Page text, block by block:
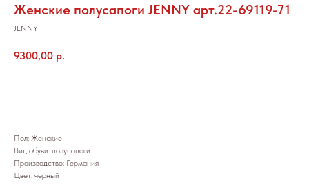
Женские полусапоги JENNY арт.22-69119-71
JENNY
9300,00 р.
Пол: Женские
Вид обуви: полусапоги
Производство: Германия
Цвет: черный